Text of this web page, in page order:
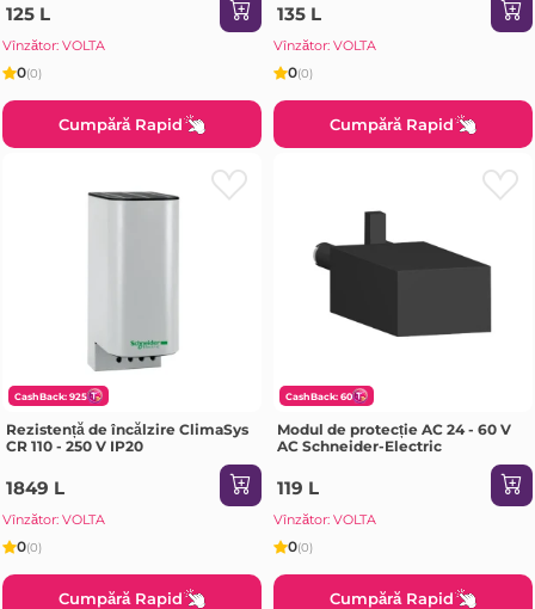
125 L
Vînzător: VOLTA
0(0)
Cumpără Rapid
135 L
Vînzător: VOLTA
0(0)
Cumpără Rapid
CashBack: 925
Rezistență de încălzire ClimaSys
CR 110 - 250 V IP20
1849 L
Vînzător: VOLTA
0(0)
Cumpără Rapid
CashBack: 60
Modul de protecție AC 24 - 60 V
AC Schneider-Electric
119 L
Vînzător: VOLTA
0(0)
Cumpără Rapid